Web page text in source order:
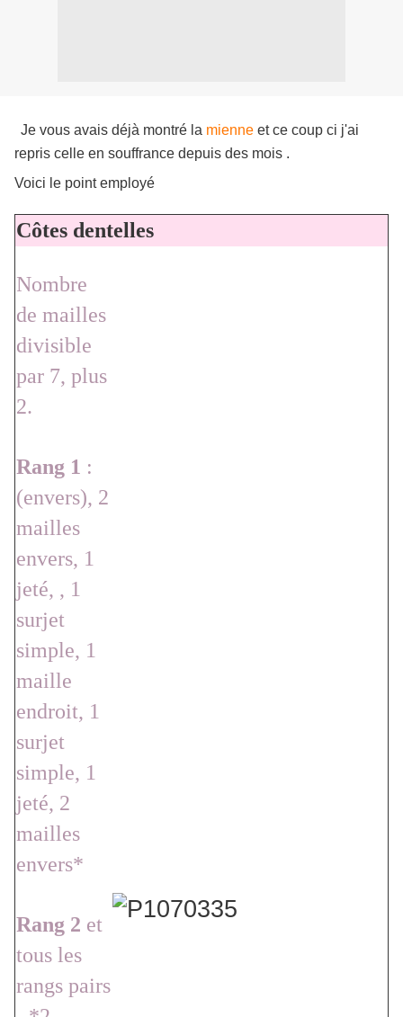
Je vous avais déjà montré la mienne et ce coup ci j'ai
repris celle en souffrance depuis des mois .
Voici le point employé
Côtes dentelles
Nombre
de mailles
divisible
par 7, plus
2.
Rang 1 :
(envers), 2
mailles
envers, 1
jeté, , 1
surjet
simple, 1
maille
endroit, 1
surjet
simple, 1
jeté, 2
mailles
envers*
Rang 2 et
tous les
rangs pairs